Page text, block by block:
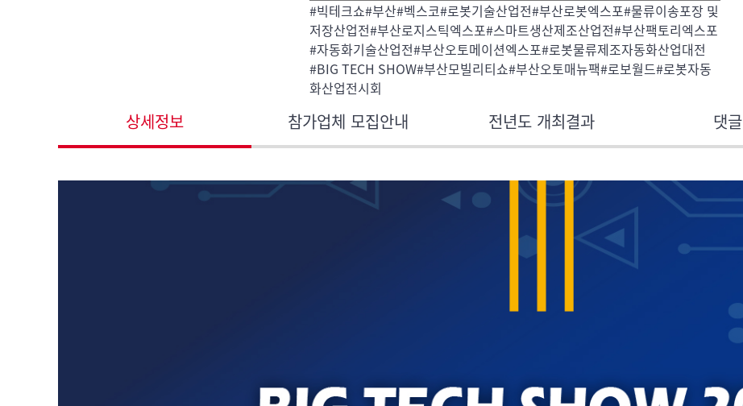
#빅테크쇼#부산#벡스코#로봇기술산업전#부산로봇엑스포#물류이송포장 및
저장산업전#부산로지스틱엑스포#스마트생산제조산업전#부산팩토리엑스포
#자동화기술산업전#부산오토메이션엑스포#로봇물류제조자동화산업대전
#BIG TECH SHOW#부산모빌리티쇼#부산오토매뉴팩#로보월드#로봇자동
화산업전시회
상세정보 참가업체 모집안내 전년도 개최결과 댓글